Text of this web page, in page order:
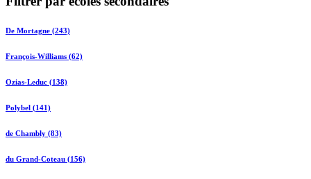
De Mortagne (243)
François-Williams (62)
Ozias-Leduc (138)
Polybel (141)
de Chambly (83)
du Grand-Coteau (156)